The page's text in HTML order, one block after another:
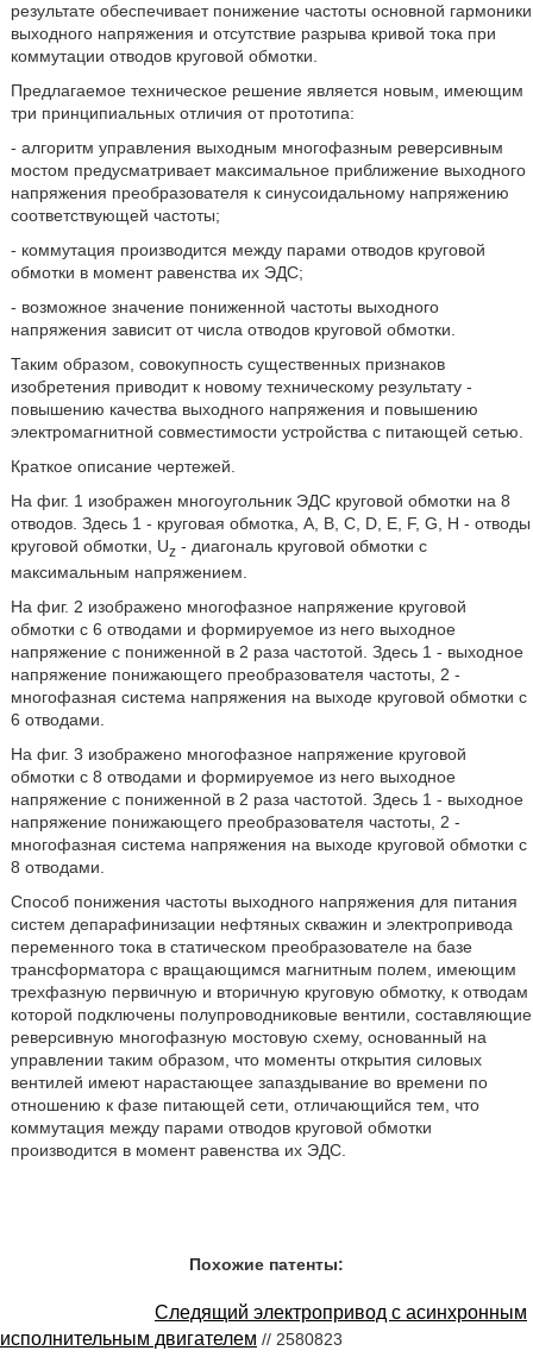
результате обеспечивает понижение частоты основной гармоники
выходного напряжения и отсутствие разрыва кривой тока при
коммутации отводов круговой обмотки.
Предлагаемое техническое решение является новым, имеющим
три принципиальных отличия от прототипа:
- алгоритм управления выходным многофазным реверсивным
мостом предусматривает максимальное приближение выходного
напряжения преобразователя к синусоидальному напряжению
соответствующей частоты;
- коммутация производится между парами отводов круговой
обмотки в момент равенства их ЭДС;
- возможное значение пониженной частоты выходного
напряжения зависит от числа отводов круговой обмотки.
Таким образом, совокупность существенных признаков
изобретения приводит к новому техническому результату -
повышению качества выходного напряжения и повышению
электромагнитной совместимости устройства с питающей сетью.
Краткое описание чертежей.
На фиг. 1 изображен многоугольник ЭДС круговой обмотки на 8
отводов. Здесь 1 - круговая обмотка, A, B, C, D, E, F, G, H - отводы
круговой обмотки, Uz- диагональ круговой обмотки с
максимальным напряжением.
На фиг. 2 изображено многофазное напряжение круговой
обмотки с 6 отводами и формируемое из него выходное
напряжение с пониженной в 2 раза частотой. Здесь 1 - выходное
напряжение понижающего преобразователя частоты, 2 -
многофазная система напряжения на выходе круговой обмотки с
6 отводами.
На фиг. 3 изображено многофазное напряжение круговой
обмотки с 8 отводами и формируемое из него выходное
напряжение с пониженной в 2 раза частотой. Здесь 1 - выходное
напряжение понижающего преобразователя частоты, 2 -
многофазная система напряжения на выходе круговой обмотки с
8 отводами.
Способ понижения частоты выходного напряжения для питания
систем депарафинизации нефтяных скважин и электропривода
переменного тока в статическом преобразователе на базе
трансформатора с вращающимся магнитным полем, имеющим
трехфазную первичную и вторичную круговую обмотку, к отводам
которой подключены полупроводниковые вентили, составляющие
реверсивную многофазную мостовую схему, основанный на
управлении таким образом, что моменты открытия силовых
вентилей имеют нарастающее запаздывание во времени по
отношению к фазе питающей сети, отличающийся тем, что
коммутация между парами отводов круговой обмотки
производится в момент равенства их ЭДС.
Похожие патенты:
Следящий электропривод с асинхронным
исполнительным двигателем // 2580823